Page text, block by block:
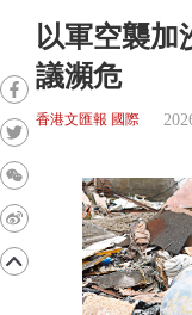
以軍空襲加
議瀕危
香港文匯報 國際